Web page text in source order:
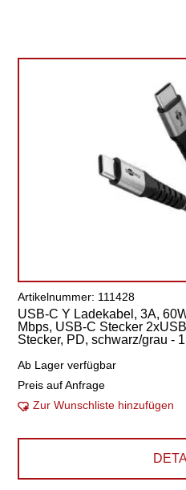
Artikelnummer: 111428
USB-C Y Ladekabel, 3A,
Mbps, USB-C Stecker
Stecker, PD, schwarz/grau -
Ab Lager verfügbar
Preis auf Anfrage
Zur Wunschliste hinzufügen